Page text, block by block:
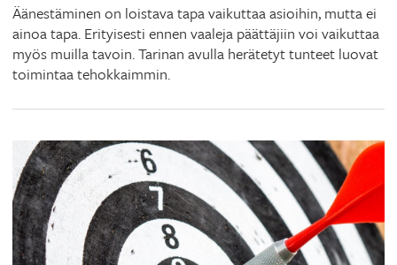
Äänestäminen on loistava tapa vaikuttaa asioihin, mutta ei
ainoa tapa. Erityisesti ennen vaaleja päättäjiin voi vaikuttaa
myös muilla tavoin. Tarinan avulla herätetyt tunteet luovat
toimintaa tehokkaimmin.